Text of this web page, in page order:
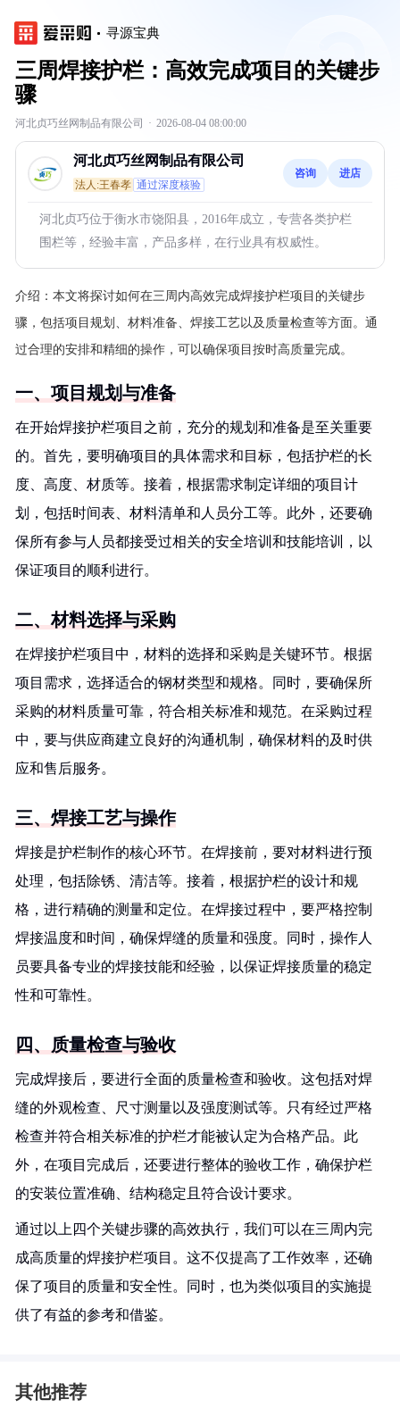
寻源宝典
三周焊接护栏：高效完成项目的关键步
骤
河北贞巧丝网制品有限公司 · 2026-08-04 08:00:00
河北贞巧丝网制品有限公司
法人:王春孝 通过深度核验
咨询 进店
河北贞巧位于衡水市饶阳县，2016年成立，专营各类护栏
围栏等，经验丰富，产品多样，在行业具有权威性。
介绍： 本文将探讨如何在三周内高效完成焊接护栏项目的关键步
骤，包括项目规划、材料准备、焊接工艺以及质量检查等方面。通
过合理的安排和精细的操作，可以确保项目按时高质量完成。
一、项目规划与准备
在开始焊接护栏项目之前，充分的规划和准备是至关重要
的。首先，要明确项目的具体需求和目标，包括护栏的长
度、高度、材质等。接着，根据需求制定详细的项目计
划，包括时间表、材料清单和人员分工等。此外，还要确
保所有参与人员都接受过相关的安全培训和技能培训，以
保证项目的顺利进行。
二、材料选择与采购
在焊接护栏项目中，材料的选择和采购是关键环节。根据
项目需求，选择适合的钢材类型和规格。同时，要确保所
采购的材料质量可靠，符合相关标准和规范。在采购过程
中，要与供应商建立良好的沟通机制，确保材料的及时供
应和售后服务。
三、焊接工艺与操作
焊接是护栏制作的核心环节。在焊接前，要对材料进行预
处理，包括除锈、清洁等。接着，根据护栏的设计和规
格，进行精确的测量和定位。在焊接过程中，要严格控制
焊接温度和时间，确保焊缝的质量和强度。同时，操作人
员要具备专业的焊接技能和经验，以保证焊接质量的稳定
性和可靠性。
四、质量检查与验收
完成焊接后，要进行全面的质量检查和验收。这包括对焊
缝的外观检查、尺寸测量以及强度测试等。只有经过严格
检查并符合相关标准的护栏才能被认定为合格产品。此
外，在项目完成后，还要进行整体的验收工作，确保护栏
的安装位置准确、结构稳定且符合设计要求。
通过以上四个关键步骤的高效执行，我们可以在三周内完
成高质量的焊接护栏项目。这不仅提高了工作效率，还确
保了项目的质量和安全性。同时，也为类似项目的实施提
供了有益的参考和借鉴。
其他推荐